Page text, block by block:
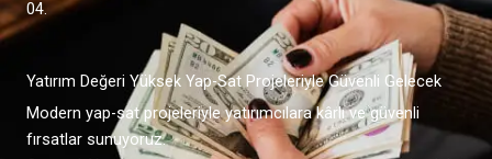
04.
Yatırım Değeri Yüksek Yap-Sat Projeleriyle Güvenli Gelecek
Modern yap-sat projeleriyle yatırımcılara kârlı ve güvenli
fırsatlar sunuyoruz.